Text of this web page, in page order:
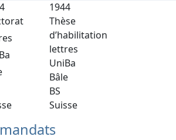
1944
Thèse
d’habilitation
lettres
UniBa
Bâle
BS
Suisse